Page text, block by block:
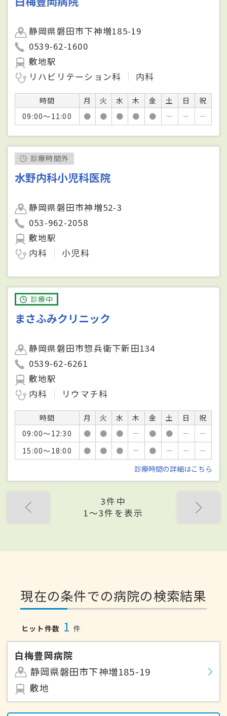
静岡県磐田市下神増185-19
0539-62-1600
敷地駅
リハビリテーション科
内科
時間 月 火 水 木 金 土 日
祝
09:00～11:00
● ● ● ● ● － － －
診療時間外
水野内科小児科医院
静岡県磐田市神増52-3
053-962-2058
敷地駅
内科
小児科
診療中
まさふみクリニック
静岡県磐田市惣兵衛下新田134
0539-62-6261
敷地駅
内科
リウマチ科
時間 月 火 水 木 金 土 日
祝
09:00～12:30
● ● ● － ● ● －
－
15:00～18:00
● ● ● － ● － －
－
診療時間の詳細はこちら
3件中
1〜3件を表示
現在の条件での病院の検索結果
ヒット件数 1 件
白梅豊岡病院
静岡県磐田市下神増185-19
敷地